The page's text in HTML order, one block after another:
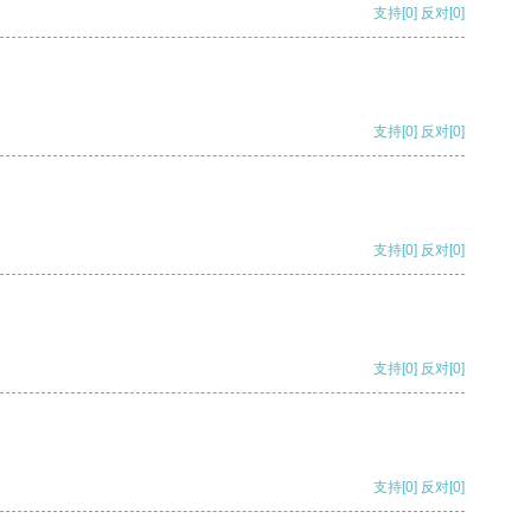
支持[0] 反对[0]
支持[0] 反对[0]
支持[0] 反对[0]
支持[0] 反对[0]
支持[0] 反对[0]